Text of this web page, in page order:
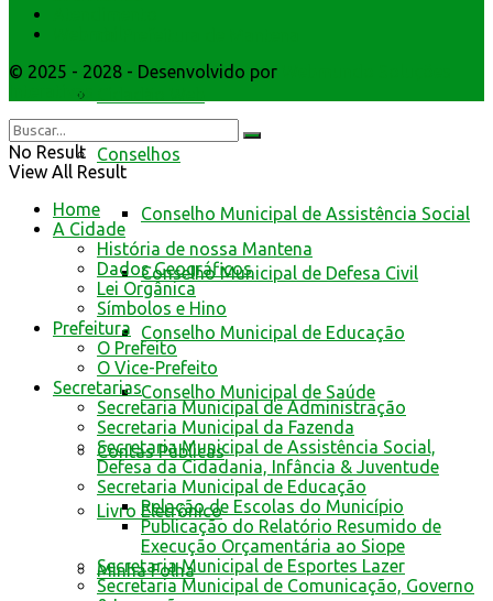
Conselhos
Conselho Municipal de Assistência Social
Conselho Municipal de Defesa Civil
Conselho Municipal de Educação
Conselho Municipal de Saúde
Contas Públicas
Livro Eletrônico
Minha Folha
© 2025 - 2028 - Desenvolvido por
Interativas
No Result
View All Result
Home
A Cidade
História de nossa Mantena
Dados Geográficos
Lei Orgânica
Símbolos e Hino
Prefeitura
O Prefeito
O Vice-Prefeito
Secretarias
Secretaria Municipal de Administração
Secretaria Municipal da Fazenda
Secretaria Municipal de Assistência Social,
Defesa da Cidadania, Infância & Juventude
Secretaria Municipal de Educação
Relação de Escolas do Município
Publicação do Relatório Resumido de
Execução Orçamentária ao Siope
Secretaria Municipal de Esportes Lazer
Secretaria Municipal de Comunicação, Governo